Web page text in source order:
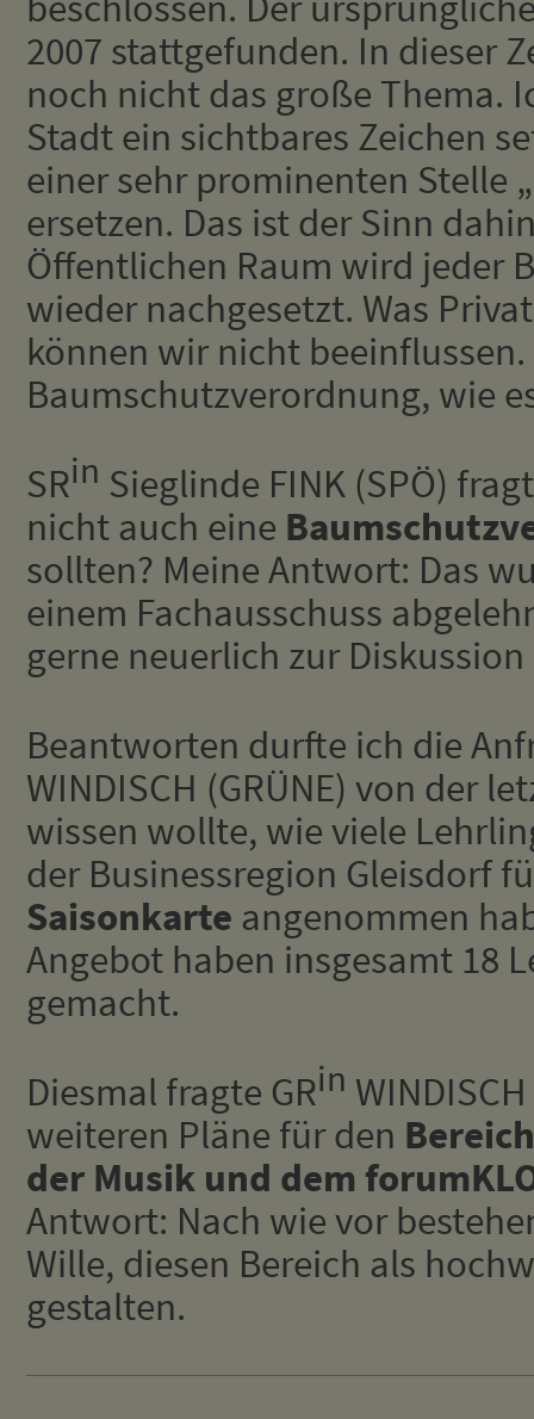
2007 stattgefunden. In dieser
noch nicht das große Thema.
Stadt ein sichtbares Zeichen
einer sehr prominenten Stelle
ersetzen. Das ist der Sinn
Öffentlichen Raum wird jeder
wieder nachgesetzt. Was
können wir nicht
Baumschutzverordnung, wie
SRin Sieglinde FINK (SPÖ)
nicht auch eine
sollten? Meine Antwort: Das
einem Fachausschuss
gerne neuerlich zur
Beantworten durfte ich die
WINDISCH (GRÜNE) von der
wissen wollte, wie viele
der Businessregion Gleisdorf
Saisonkarte angenommen
Angebot haben insgesamt 18
gemacht.
Diesmal fragte GRin
weiteren Pläne für den
der Musik und dem
Antwort: Nach wie vor
Wille, diesen Bereich als
gestalten.